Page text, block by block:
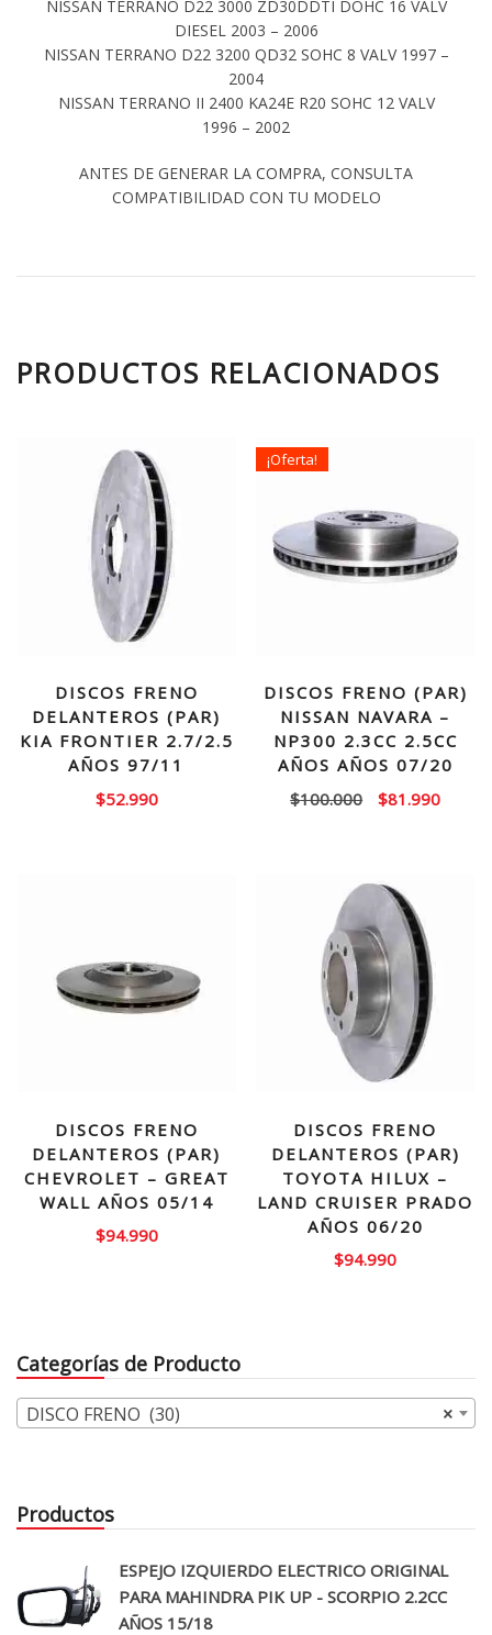
NISSAN TERRANO D22 3000 ZD30DDTI DOHC 16 VALV
DIESEL 2003 – 2006
NISSAN TERRANO D22 3200 QD32 SOHC 8 VALV 1997 –
2004
NISSAN TERRANO II 2400 KA24E R20 SOHC 12 VALV
1996 – 2002
ANTES DE GENERAR LA COMPRA, CONSULTA
COMPATIBILIDAD CON TU MODELO
PRODUCTOS RELACIONADOS
DISCOS FRENO
DELANTEROS (PAR)
KIA FRONTIER 2.7/2.5
AÑOS 97/11
$52.990
¡Oferta!
DISCOS FRENO (PAR)
NISSAN NAVARA –
NP300 2.3CC 2.5CC
AÑOS AÑOS 07/20
$100.000
El
$100.000.
$81.990El
DISCOS FRENO
DELANTEROS (PAR)
CHEVROLET – GREAT
WALL AÑOS 05/14
$94.990
DISCOS FRENO
DELANTEROS (PAR)
TOYOTA HILUX –
LAND CRUISER PRADO
AÑOS 06/20
$94.990
Categorías de Producto
×
DISCO FRENO (30)
Productos
ESPEJO IZQUIERDO ELECTRICO ORIGINAL
PARA MAHINDRA PIK UP - SCORPIO 2.2CC
AÑOS 15/18